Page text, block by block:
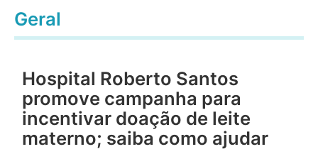
Geral
Hospital Roberto Santos
promove campanha para
incentivar doação de leite
materno; saiba como ajudar